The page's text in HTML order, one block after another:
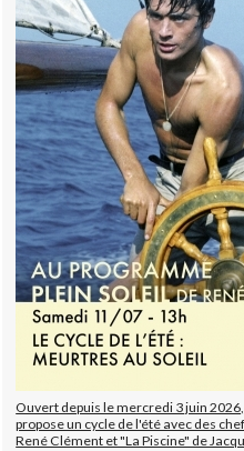
Ouvert depuis le mercredi 3 juin
propose un cycle de l'été avec des
René Clément et "La Piscine" de